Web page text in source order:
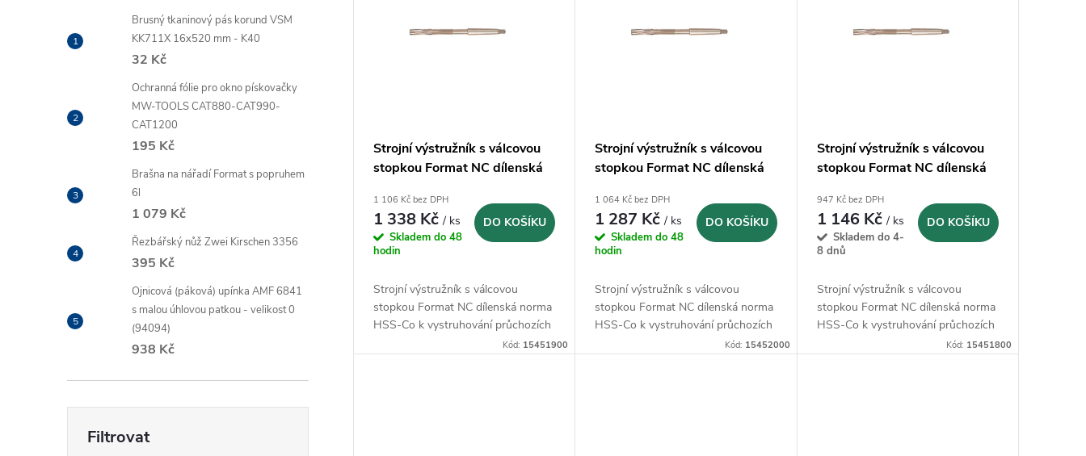
Brusný tkaninový pás korund VSM
KK711X 16x520 mm - K40
32 Kč
Ochranná fólie pro okno pískovačky
MW-TOOLS CAT880-CAT990-
CAT1200
195 Kč
Brašna na nářadí Format s popruhem
6l
1 079 Kč
Řezbářský nůž Zwei Kirschen 3356
395 Kč
Ojnicová (páková) upínka AMF 6841
s malou úhlovou patkou - velikost 0
(94094)
938 Kč
k
Strojní výstružník s válcovou
stopkou Format NC dílenská
1 106 Kč bez DPH
1 338 Kč/ ks
Skladem do 48
hodin
DO KOŠÍKU
Strojní výstružník s válcovou
stopkou Format NC dílenská norma
HSS-Co k vystruhování průchozích
Kód: 15451900
Strojní výstružník s válcovou
stopkou Format NC dílenská
1 064 Kč bez DPH
1 287 Kč/ ks
Skladem do 48
hodin
DO KOŠÍKU
Strojní výstružník s válcovou
stopkou Format NC dílenská norma
HSS-Co k vystruhování průchozích
Kód: 15452000
Strojní výstružník s válcovou
stopkou Format NC dílenská
947 Kč bez DPH
1 146 Kč/ ks
Skladem do 4-
8 dnů
DO KOŠÍKU
Strojní výstružník s válcovou
stopkou Format NC dílenská norma
HSS-Co k vystruhování průchozích
Kód: 15451800